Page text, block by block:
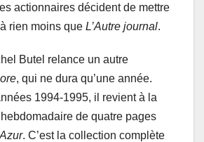
actionnaires décident de mettre
rien moins que L’Autre journal.
Butel relance un autre
, qui ne dura qu’une année.
1994-1995, il revient à la
de quatre pages
. C’est la collection complète